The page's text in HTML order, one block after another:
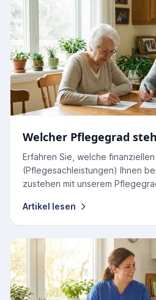
Welcher Pflegegrad
Erfahren Sie, welche
(Pflegesachleistungen) Ihnen
zustehen mit unserem
Artikel lesen